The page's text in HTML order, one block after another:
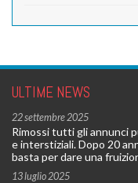
ULTIME NEWS
22 settembre 2025
Rimossi tutti gli annunci
e interstiziali. Dopo 20
basta per dare una
13 luglio 2025